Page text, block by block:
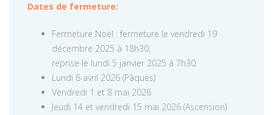
Dates de fermeture:
Fermeture Noël : fermeture le vendredi 19
décembre 2025 à 18h30,
reprise le lundi 5 janvier 2025 à 7h30.
Lundi 6 avril 2026 (Pâques)
Vendredi 1 et 8 mai 2026
Jeudi 14 et vendredi 15 mai 2026 (Ascension)